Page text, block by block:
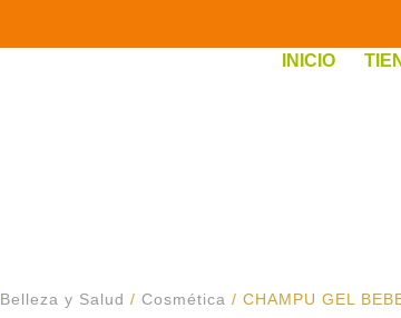
INICIO
Belleza y Salud /Cosmética / CHAMPU GEL